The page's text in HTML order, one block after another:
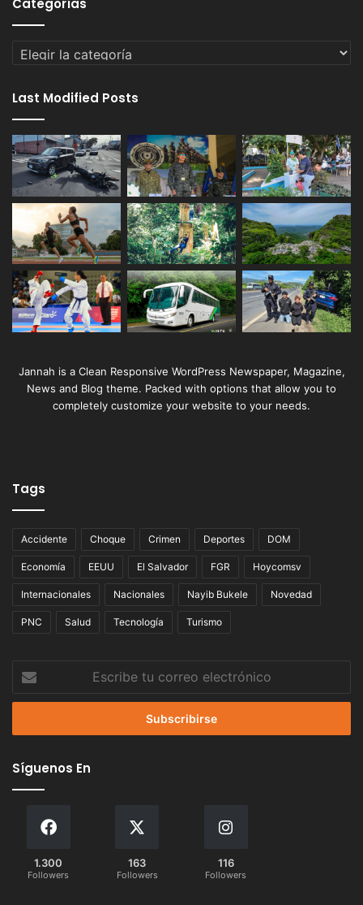
Categorías
Categorías
Last Modified Posts
Jannah is a Clean Responsive WordPress Newspaper, Magazine,
News and Blog theme. Packed with options that allow you to
completely customize your website to your needs.
Tags
Accidente Choque Crimen Deportes DOM
Economía EEUU El Salvador FGR Hoycomsv
Internacionales Nacionales Nayib Bukele Novedad
PNC Salud Tecnología Turismo
tu
correo
Síguenos En
1.300
Followers
163
Followers
116
Followers